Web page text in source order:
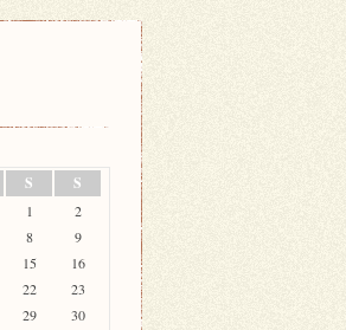
S S
1
2
8
9
15
16
22
23
29
30